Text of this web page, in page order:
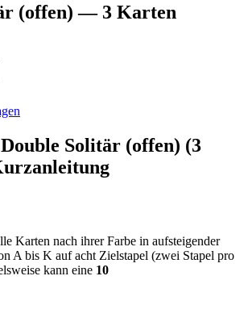
(offen) — 3 Karten
Solitär (offen) (3
Karten nach ihrer Farbe in aufsteigender
A bis K auf acht Zielstapel (zwei Stapel pro
kann eine 10